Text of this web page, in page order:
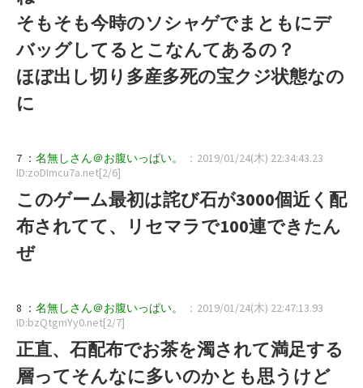
そもそも今時のソシャゲでまともにデ
バッグしてるとこなんてあるの？
ほぼ出し切り多産多死の宝クジ状態なの
に
7 ： 名無しさん＠お腹いっぱい。
：2019/01/24(木) 22:34:43.23
ID:zoDImcu7a.net[2/6]
このゲーム最初は詫び石が3000個近く配
布されてて、リセマラで100連できたん
ぜ
8 ： 名無しさん＠お腹いっぱい。
：2019/01/24(木) 22:47:13.93
ID:bzQtgmYy0.net[2/7]
正直、石配布でお茶を濁されて満足する
層ってそんなに多いのかとも思うけど